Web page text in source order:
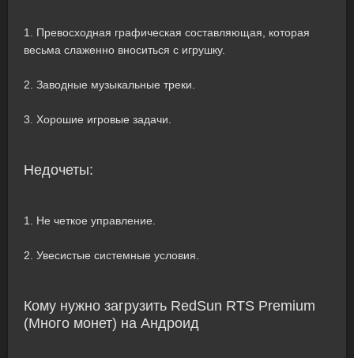
1. Превосходная графическая составляющая, которая
весьма слаженно вноситься с игрушку.
2. Заводные музыкальные треки.
3. Хорошие игровые задачи.
Недочеты:
1. Не четкое управление.
2. Увесистые системные условия.
Кому нужно загрузить RedSun RTS Premium
(Много монет) на Андроид